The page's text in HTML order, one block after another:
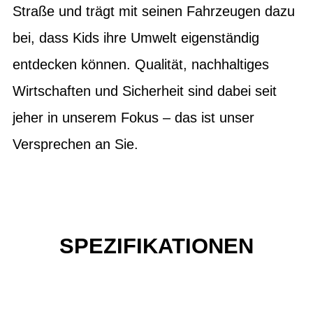
Straße und trägt mit seinen Fahrzeugen dazu
bei, dass Kids ihre Umwelt eigenständig
entdecken können. Qualität, nachhaltiges
Wirtschaften und Sicherheit sind dabei seit
jeher in unserem Fokus – das ist unser
Versprechen an Sie.
SPEZIFIKATIONEN